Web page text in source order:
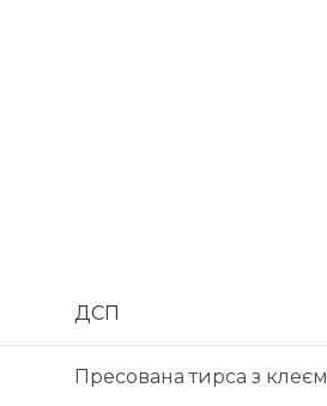
ДСП
Пресована тирса з клеєм